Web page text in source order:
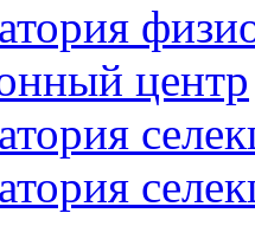
центр